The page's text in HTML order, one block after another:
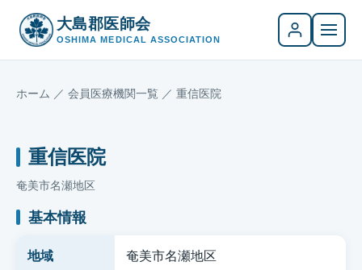
大島郡医師会
OSHIMA MEDICAL ASSOCIATION
ホーム ／ 会員医療機関一覧 ／ 重信医院
重信医院
奄美市名瀬地区
基本情報
地域 奄美市名瀬地区